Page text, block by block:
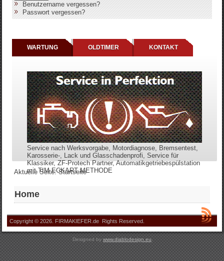
Benutzername vergessen?
Passwort vergessen?
WARTUNG OLDTIMER KONTAKT
Service nach Werksvorgabe, Motordiagnose, Bremsentest,
Karosserie-, Lack und Glasschadenprofi, Service für
Klassiker, ZF-Protech Partner, Automatikgetriebespülstation
mit TIM ECKART METHODE
Aktuelle Seite:Startseite
Home
Copyright © 2026. FIRMAKIEFER.de Rights Reserved.
Designed bywww.diablodesign.eu.